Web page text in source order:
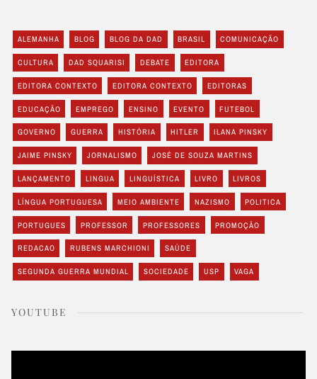
ALEMANHA BLOG BLOG DA DAD BRASIL COMUNICAÇÃO
CULTURA DAD SQUARISI DEBATE EDITORA
EDITORA CONTEXTO EDITORA CONTEXTO EDITORAS
EDUCAÇÃO EMPREGO ENSINO EVENTO FUTEBOL
GOVERNO GUERRA HISTÓRIA HITLER ILANA PINSKY
JAIME PINSKY JORNALISMO JOSÉ DE SOUZA MARTINS
LANÇAMENTO LINGUA LINGUÍSTICA LIVRO LIVROS
LÍNGUA PORTUGUESA MEIO AMBIENTE NAZISMO POLITICA
PORTUGUES PROFESSOR PROFESSORES PROMOÇÃO
REDACAO RUBENS MARCHIONI SAÚDE
SEGUNDA GUERRA MUNDIAL SOCIEDADE USP VAGA
YOUTUBE